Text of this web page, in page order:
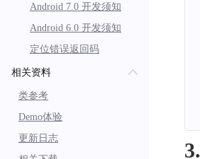
Android 7.0 开发须知
Android 6.0 开发须知
定位错误返回码
相关资料
类参考
Demo体验
更新日志